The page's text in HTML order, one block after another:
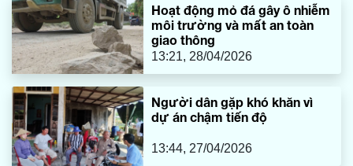
Hoạt động mỏ đá gây ô nhiễm
môi trường và mất an toàn
giao thông
13:21, 28/04/2026
Người dân gặp khó khăn vì
dự án chậm tiến độ
13:44, 27/04/2026